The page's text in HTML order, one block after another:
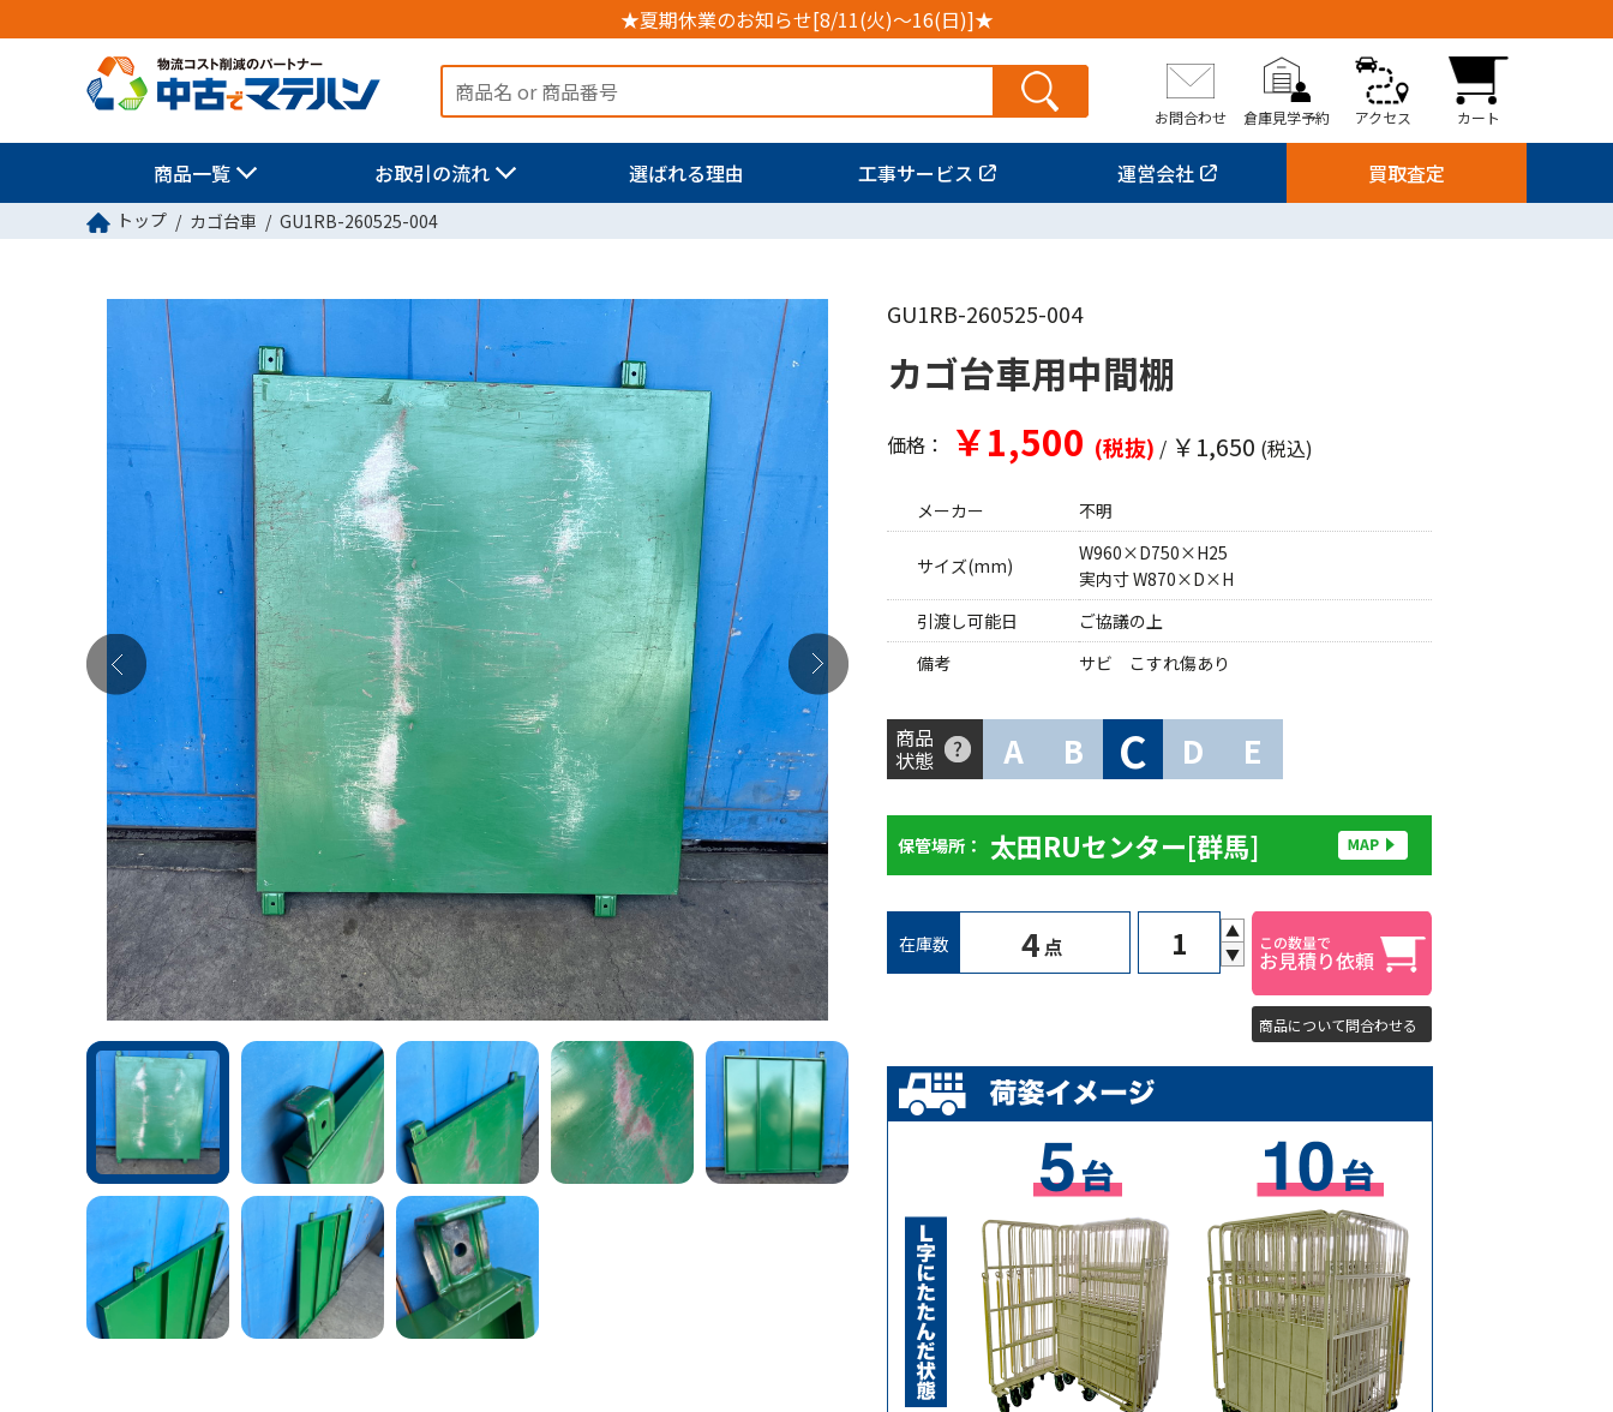
★夏期休業のお知らせ[8/11(火)～16(日)]★
お問合わせ 倉庫見学予約 アクセス カート
商品一覧 お取引の流れ 選ばれる理由 工事サービス 運営会社 買取査定
トップ カゴ台車 GU1RB-260525-004
GU1RB-260525-004
カゴ台車用中間棚
価格： ￥1,500 (税抜) / ￥1,650 (税込)
メーカー 不明
サイズ(mm)
W960×D750×H25
実内寸 W870×D×H
引渡し可能日
ご協議の上
備考
サビ こすれ傷あり
商品
状態 A B C D E
保管場所： 太田RUセンター[群馬]
在庫数 4 点
▲
▼
商品について問合わせる